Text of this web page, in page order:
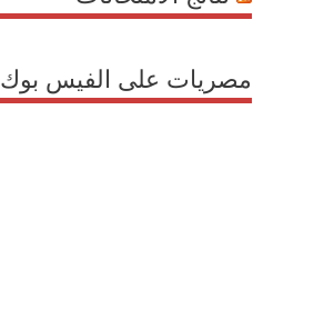
مصريات على الفيس بوك